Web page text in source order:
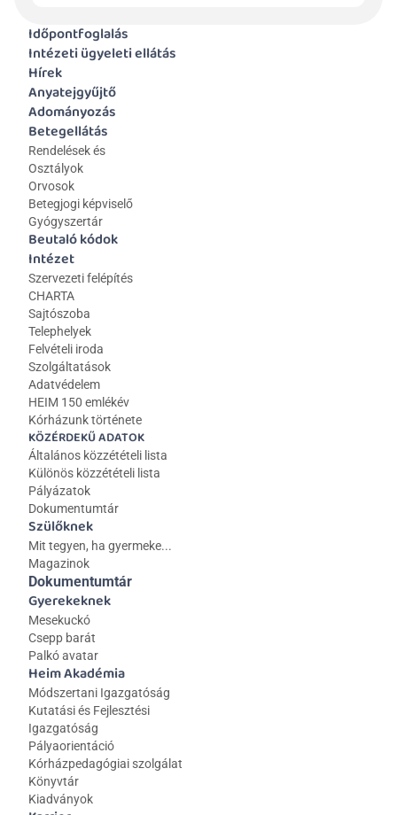
Időpontfoglalás
Intézeti ügyeleti ellátás
Hírek
Anyatejgyűjtő
Adományozás
Betegellátás
Rendelések és
Osztályok
Orvosok
Betegjogi képviselő
Gyógyszertár
Beutaló kódok
Intézet
Szervezeti felépítés
CHARTA
Sajtószoba
Telephelyek
Felvételi iroda
Szolgáltatások
Adatvédelem
HEIM 150 emlékév
Kórházunk története
KÖZÉRDEKŰ ADATOK
Általános közzétételi lista
Különös közzétételi lista
Pályázatok
Dokumentumtár
Szülőknek
Mit tegyen, ha gyermeke...
Magazinok
Gyerekeknek
Mesekuckó
Csepp barát
Palkó avatar
Heim Akadémia
Módszertani Igazgatóság
Kutatási és Fejlesztési
Igazgatóság
Pályaorientáció
Kórházpedagógiai szolgálat
Könyvtár
Kiadványok
Dokumentumtár